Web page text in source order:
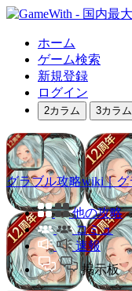
ホーム
ゲーム検索
新規登録
ログイン
2カラム 3カラム
グラブル攻略wiki｜
他の攻略
コミュ
速報
掲示板